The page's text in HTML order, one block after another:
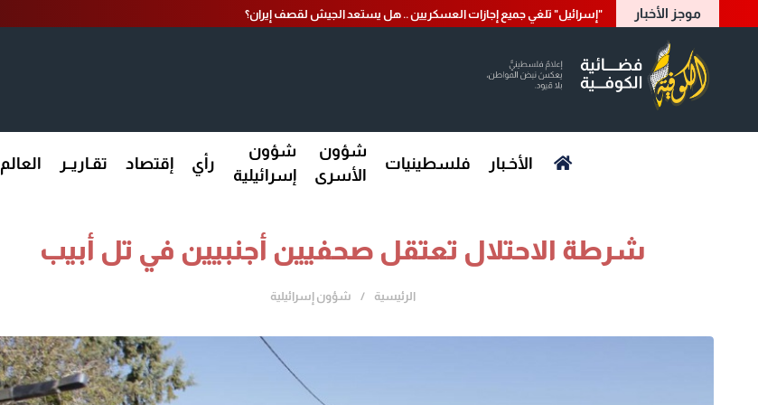
موجز الأخبار "إسرائيل" تلغي جميع إجازات العسكريين .. هل يستعد الجيش لقصف إيران؟
الأخـبار فلسطينيات
شؤون
الأسرى
شؤون
إسرائيلية
رأي إقتصاد تقـاريــر العالم
شرطة الاحتلال تعتقل صحفيين أجنبيين في تل أبيب
الرئيسية شؤون إسرائيلية